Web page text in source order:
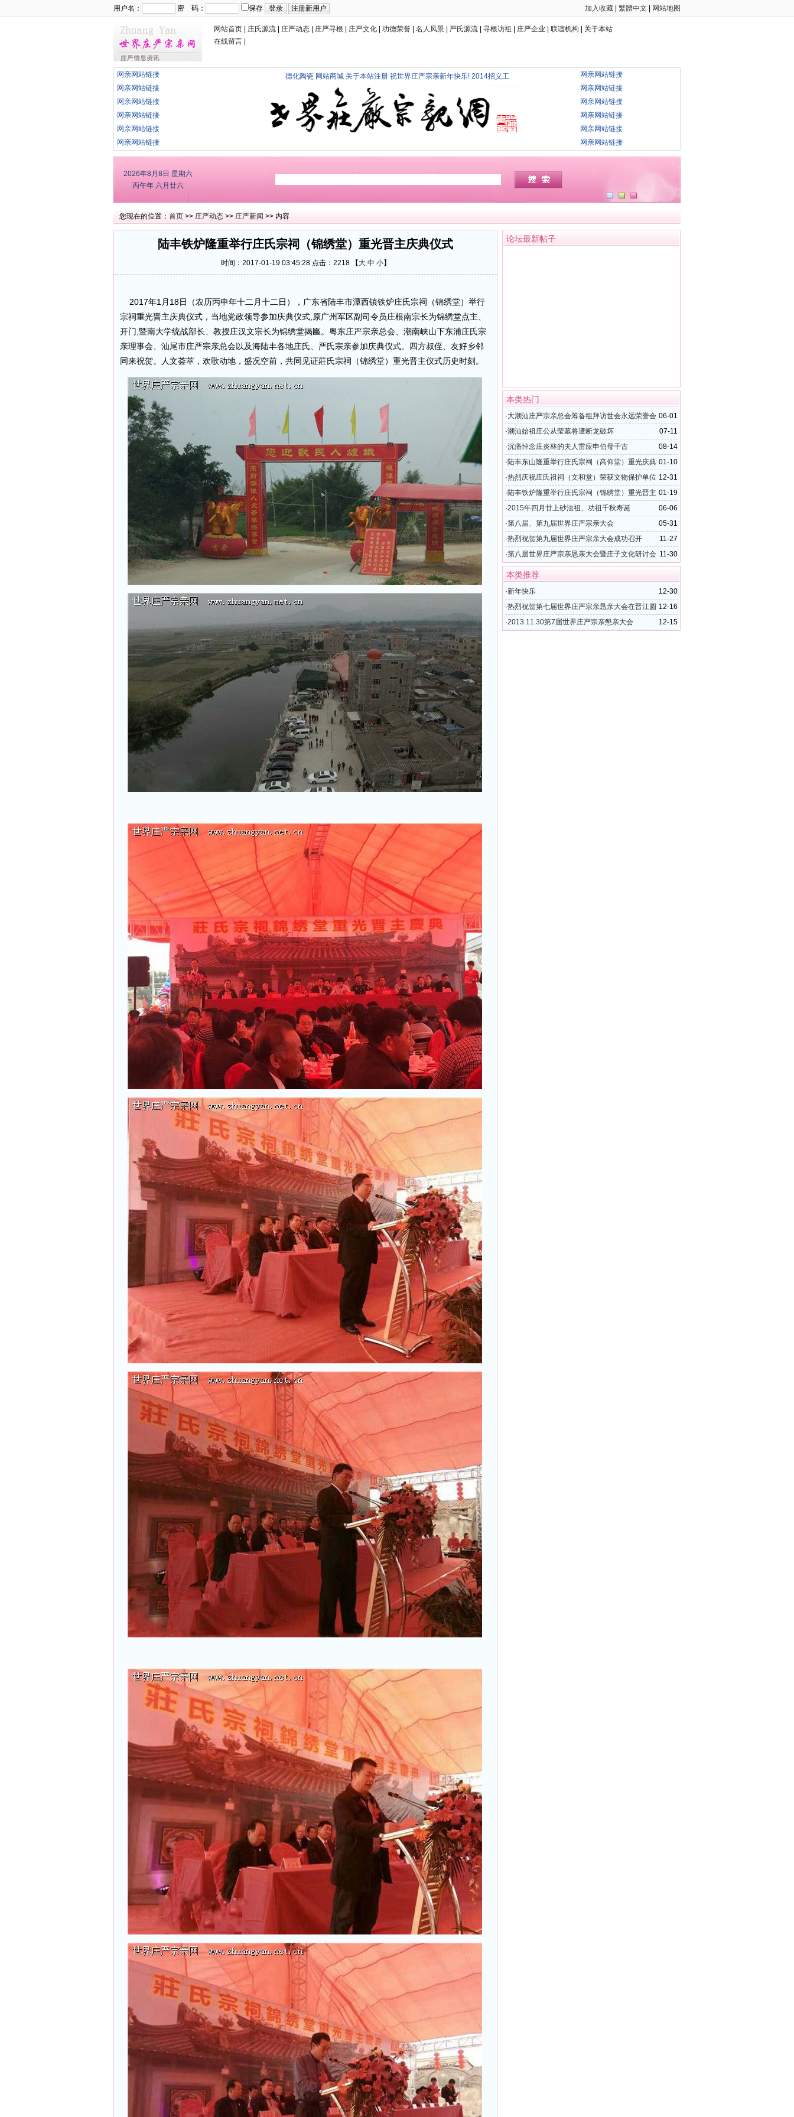
用户名： 密 码： 保存 加入收藏 繁體中文 网站地图
网站首页 庄氏源流 庄严动态 庄严寻根 庄严文化 功德荣誉 名人风景 严氏源流 寻根访祖 庄严企业 联谊机构
关于本站
在线留言
网亲网站链接
网亲网站链接
网亲网站链接
网亲网站链接
网亲网站链接
网亲网站链接
德化陶瓷 网站商城 关于本站注册 祝世界庄严宗亲新年快乐! 2014招义工
网亲网站链接
网亲网站链接
网亲网站链接
网亲网站链接
网亲网站链接
网亲网站链接
2026年8月8日 星期六
丙午年 六月廿六
您现在的位置： 首页 >> 庄严动态 >> 庄严新闻 >> 内容
陆丰铁炉隆重举行庄氏宗祠（锦绣堂）重光晋主庆典仪式
时间：2017-01-19 03:45:28 点击： 2218 【 大 中 小】
2017年1月18日（农历丙申年十二月十二日），广东省陆丰市潭西镇铁炉庄氏宗祠（锦绣堂）举行
宗祠重光晋主庆典仪式，当地党政领导参加庆典仪式,原广州军区副司令员庄根南宗长为锦绣堂点主、
开门,暨南大学统战部长、教授庄汉文宗长为锦绣堂揭匾。粤东庄严宗亲总会、潮南峡山下东浦庄氏宗
亲理事会、汕尾市庄严宗亲总会以及海陆丰各地庄氏、严氏宗亲参加庆典仪式。四方叔侄、友好乡邻
同来祝贺。人文荟萃，欢歌动地，盛况空前，共同见证莊氏宗祠（锦绣堂）重光晋主仪式历史时刻。
论坛最新帖子
本类热门
06-01
·大潮汕庄严宗亲总会筹备组拜访世会永远荣誉会
长庄小夸和深圳水围村
07-11
·潮汕始祖庄公从莹墓将遭断龙破坏
08-14
·沉痛悼念庄炎林的夫人雷应申伯母千古
01-10
·陆丰东山隆重举行庄氏宗祠（高仰堂）重光庆典
暨文物保护单位揭牌仪式
12-31
·热烈庆祝庄氏祖祠（文和堂）荣获文物保护单位
01-19
·陆丰铁炉隆重举行庄氏宗祠（锦绣堂）重光晋主
庆典仪式
06-06
·2015年四月廿上砂法祖、功祖千秋寿诞
05-31
·第八届、第九届世界庄严宗亲大会
11-27
·热烈祝贺第九届世界庄严宗亲大会成功召开
11-30
·第八届世界庄严宗亲恳亲大会暨庄子文化研讨会
本类推荐
12-30
·新年快乐
12-16
·热烈祝贺第七届世界庄严宗亲恳亲大会在晋江圆
满召开
12-15
·2013.11.30第7届世界庄严宗亲懇亲大会